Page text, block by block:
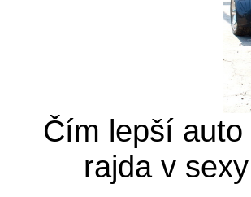
Čím lepší
rajda v